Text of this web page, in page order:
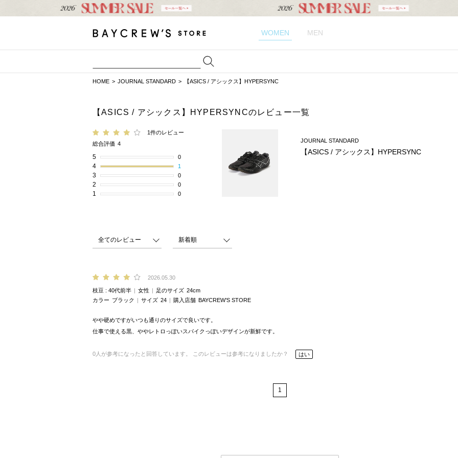
WOMEN MEN
HOME JOURNAL STANDARD 【ASICS / アシックス】HYPERSYNC
【ASICS / アシックス】HYPERSYNCのレビュー一覧
1件のレビュー
総合評価 4
5 0
4 1
3 0
2 0
1 0
JOURNAL STANDARD
【ASICS / アシックス】HYPERSYNC
2026.05.30
枝豆 40代前半 女性 足のサイズ 24cm
カラー ブラック サイズ 24 購入店舗 BAYCREW’S STORE
やや硬めですがいつも通りのサイズで良いです。
仕事で使える黒、ややレトロっぽいスパイクっぽいデザインが新鮮です。
0 人が参考になったと回答しています。 このレビューは参考になりましたか？ はい
1